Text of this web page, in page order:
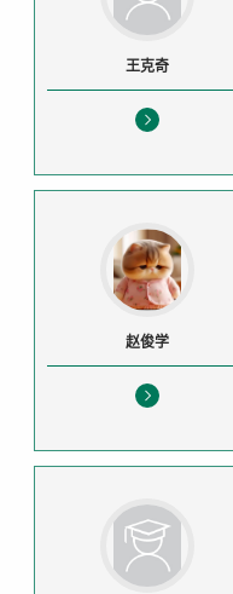
王克奇
赵俊学